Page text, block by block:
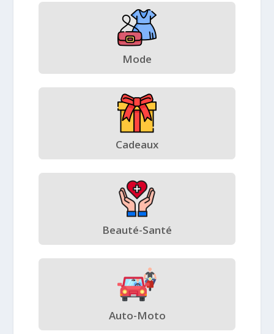
Mode
Cadeaux
Beauté-Santé
Auto-Moto